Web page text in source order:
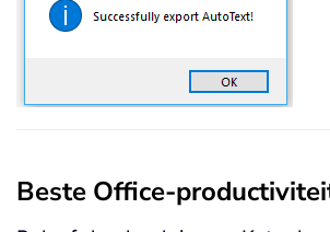
Beste Office-